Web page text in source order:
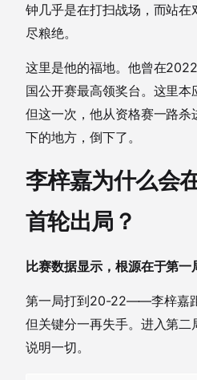
钟几乎是在打扫战场，而站
尽粮绝。
这里是他的福地。他曾在
国公开赛最高领奖台。这里本
但这一次，他从资格赛一路
下的地方，倒下了。
李梓嘉为什么会
首轮出局？
比赛数据显示，根源在于第一
第一局打到20-22——李梓嘉
但关键分一再失手。进入第
说明一切。